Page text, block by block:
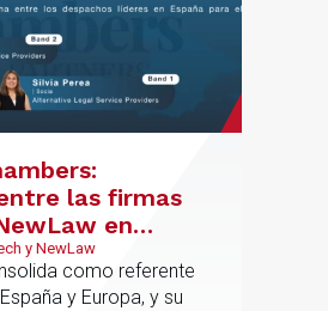
las firmas
en
y NewLaw
como referente
y Europa, y su